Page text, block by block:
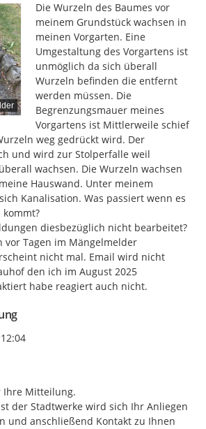
Die Wurzeln des Baumes vor
meinem Grundstück wachsen in
meinen Vorgarten. Eine
Umgestaltung des Vorgartens ist
unmöglich da sich überall
Wurzeln befinden die entfernt
werden müssen. Die
Begrenzungsmauer meines
Vorgartens ist Mittlerweile schief
weg gedrückt wird. Der
und wird zur Stolperfalle weil
wachsen. Die Wurzeln wachsen
Hauswand. Unter meinem
Kanalisation. Was passiert wenn es
diesbezüglich nicht bearbeitet?
vor Tagen im Mängelmelder
nicht mal. Email wird nicht
den ich im August 2025
habe reagiert auch nicht.
Erstellens
Ihre Mitteilung.
der Stadtwerke wird sich Ihr Anliegen
und anschließend Kontakt zu Ihnen